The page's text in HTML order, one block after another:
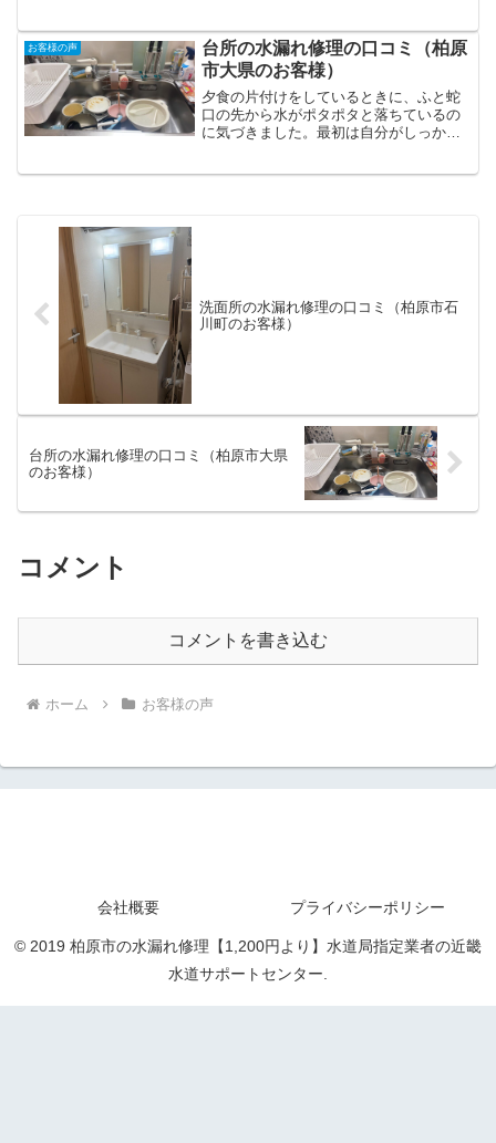
てきたので、これは早めに対応しないと
まずいと感じました。集合...
お客様の声
台所の水漏れ修理の口コミ（柏原
市大県のお客様）
夕食の片付けをしているときに、ふと蛇
口の先から水がポタポタと落ちているの
に気づきました。最初は自分がしっかり
洗面所の水漏れ修理の口コミ（柏原市石
川町のお客様）
台所の水漏れ修理の口コミ（柏原市大県
のお客様）
コメント
コメントを書き込む
ホーム お客様の声
会社概要 プライバシーポリシー
© 2019 柏原市の水漏れ修理【1,200円より】水道局指定業者の近畿
水道サポートセンター.